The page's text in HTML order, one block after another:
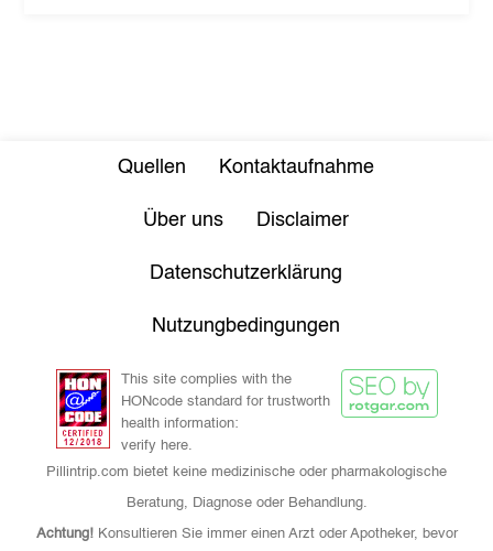
Quellen Kontaktaufnahme
Über uns Disclaimer
Datenschutzerklärung
Nutzungbedingungen
This site complies with the
HONcode standard for trustworth
health information:
verify here.
Pillintrip.com bietet keine medizinische oder pharmakologische
Beratung, Diagnose oder Behandlung.
Achtung!Konsultieren Sie immer einen Arzt oder Apotheker, bevor